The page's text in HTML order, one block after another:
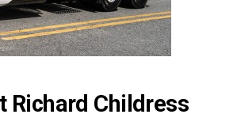
Richard Childress